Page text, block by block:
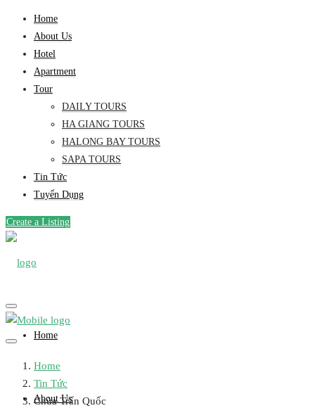
Home
About Us
Hotel
Apartment
Tour
DAILY TOURS
HA GIANG TOURS
HALONG BAY TOURS
SAPA TOURS
Tin Tức
Tuyển Dụng
Create a Listing
Home
About Us
Home
Tin Tức
Chùa Trấn Quốc